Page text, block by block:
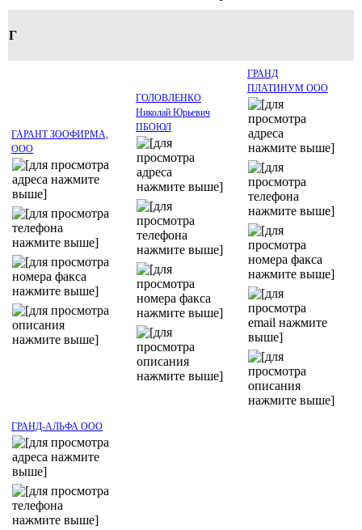
Г
ГАРАНТ ЗООФИРМА,
ООО
ГОЛОВЛЕНКО
Николай Юрьевич
ПБОЮЛ
ГРАНД
ПЛАТИНУМ ООО
ГРАНД-АЛЬФА ООО